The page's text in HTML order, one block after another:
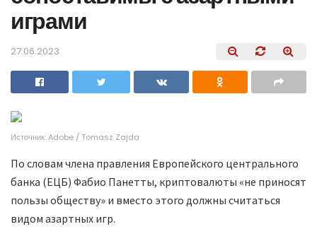
играми
27.06.2023
Источник: Adobe / Tomasz Zajda
По словам члена правления Европейского центрального
банка (ЕЦБ) Фабио Панетты, криптовалюты «не приносят
пользы обществу» и вместо этого должны считаться
видом азартных игр.